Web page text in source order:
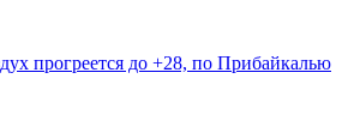
прогреется до +28, по Прибайкалью